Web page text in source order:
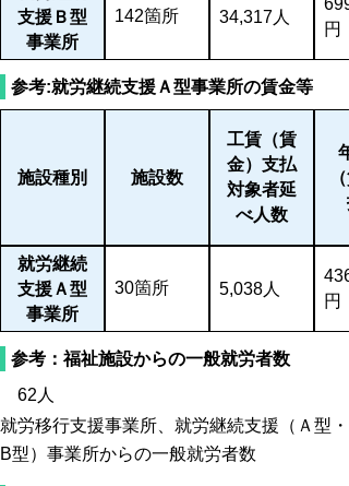
支援Ｂ型
事業所
142箇所 34,317人
円
参考:就労継続支援Ａ型事業所の賃金等
施設種別 施設数
工賃（賃
金）支払
対象者延
べ人数
就労継続
支援Ａ型
事業所
30箇所 5,038人
円
参考：福祉施設からの一般就労者数
62人
就労移行支援事業所、就労継続支援（Ａ型・
B型）事業所からの一般就労者数